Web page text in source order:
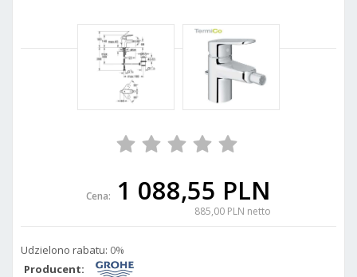
Cena: 1 088,55 PLN
885,00 PLN netto
Udzielono rabatu: 0%
Producent: